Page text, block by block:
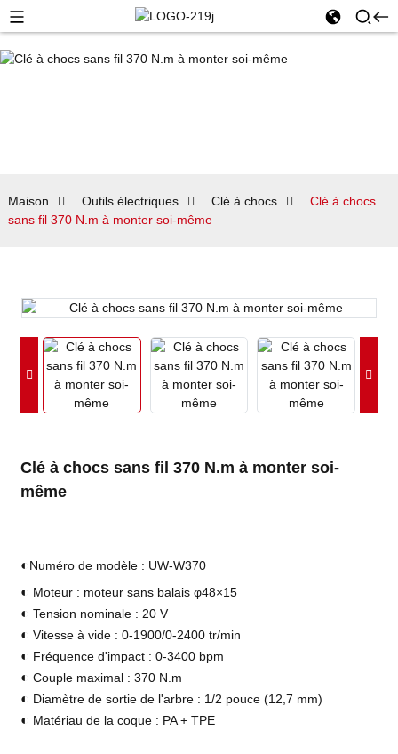
Maison Outils électriques Clé à chocs
Clé à chocs
sans fil 370 N.m à monter soi-même
Clé à chocs sans fil 370 N.m à monter soi-
même
◐ Numéro de modèle : UW-W370
◐ Moteur : moteur sans balais φ48×15
◐ Tension nominale : 20 V
◐ Vitesse à vide : 0-1900/0-2400 tr/min
◐ Fréquence d'impact : 0-3400 bpm
◐ Couple maximal : 370 N.m
◐ Diamètre de sortie de l'arbre : 1/2 pouce (12,7 mm)
◐ Matériau de la coque : PA + TPE